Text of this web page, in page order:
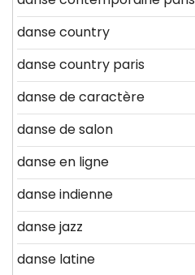
danse country
danse country paris
danse de caractère
danse de salon
danse en ligne
danse indienne
danse jazz
danse latine